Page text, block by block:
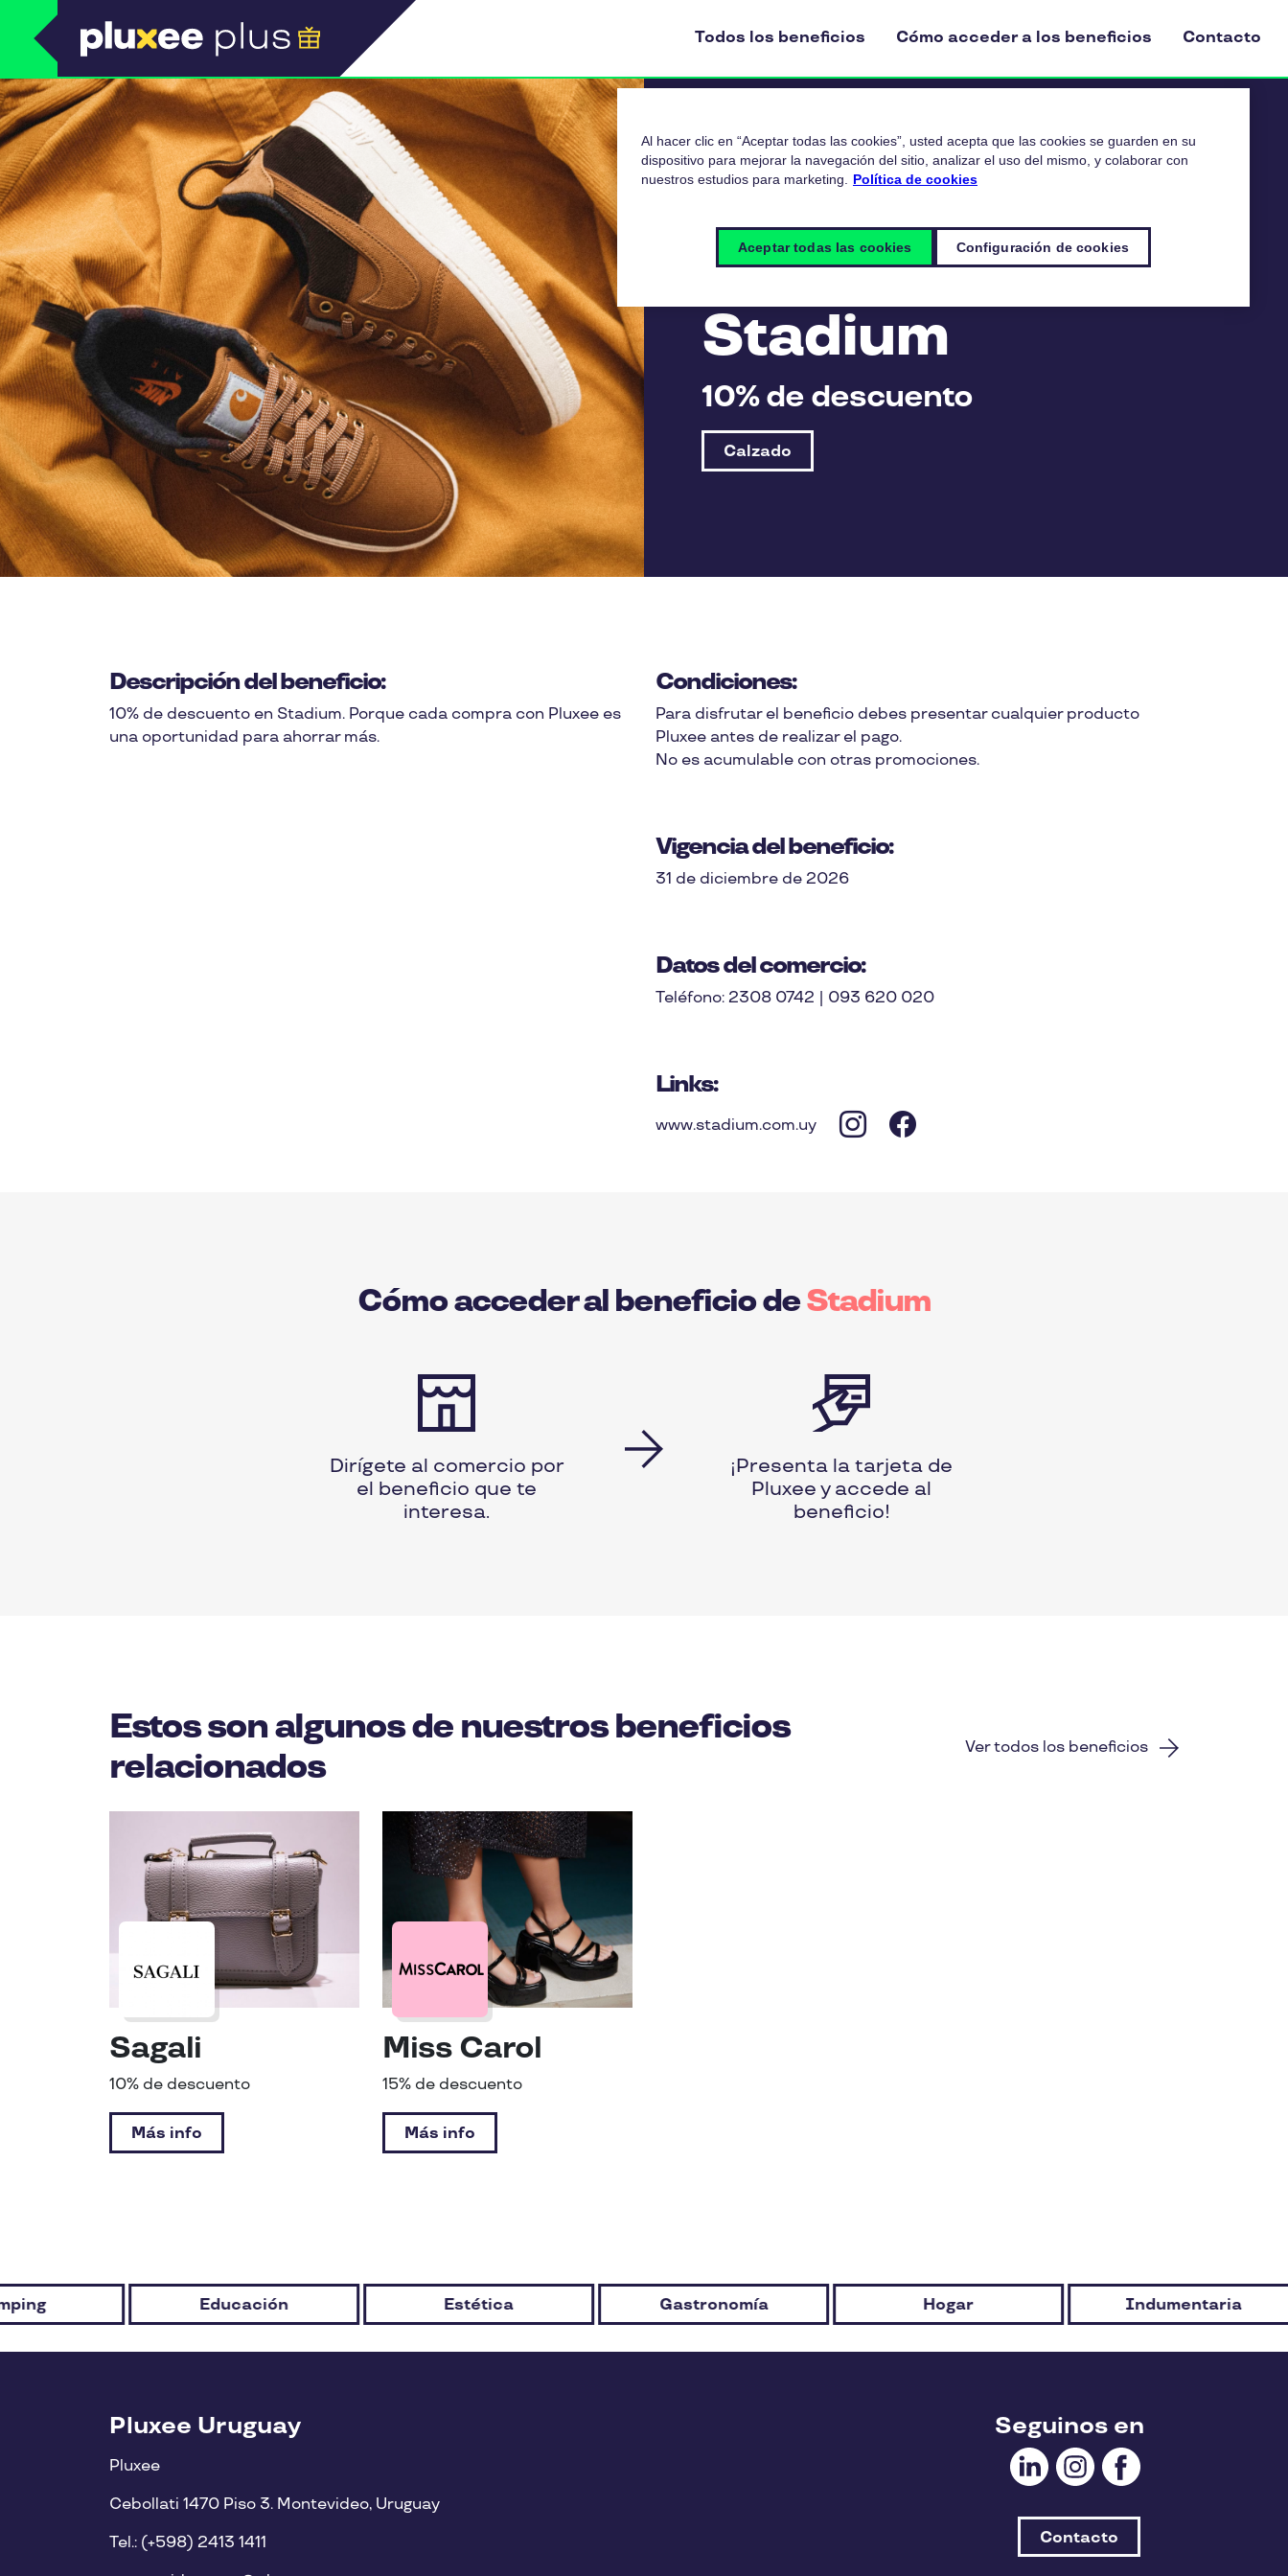
Todos los beneficios Cómo acceder a los beneficios Contacto
Stadium
10% de descuento
Calzado
Descripción del beneficio:
10% de descuento en Stadium. Porque cada compra con Pluxee es
una oportunidad para ahorrar más.
Condiciones:
Para disfrutar el beneficio debes presentar cualquier producto
Pluxee antes de realizar el pago.
No es acumulable con otras promociones.
Vigencia del beneficio:
31 de diciembre de 2026
Datos del comercio:
Teléfono: 2308 0742 | 093 620 020
Links:
www.stadium.com.uy
Cómo acceder al beneficio deStadium
Dirígete al comercio por
el beneficio que te
interesa.
¡Presenta la tarjeta de
Pluxee y accede al
beneficio!
Estos son algunos de nuestros beneficios
relacionados
Ver todos los beneficios
Sagali
10% de descuento
Más info
Miss Carol
15% de descuento
Más info
Pluxee Uruguay
Pluxee
Cebollati 1470 Piso 3. Montevideo, Uruguay
Tel.: (+598) 2413 1411
Seguinos en
Contacto
Al hacer clic en “Aceptar todas las cookies”, usted acepta que las cookies se guarden en su
dispositivo para mejorar la navegación del sitio, analizar el uso del mismo, y colaborar con
nuestros estudios para marketing.
Política de cookies
Configuración de cookies
Aceptar todas las cookies